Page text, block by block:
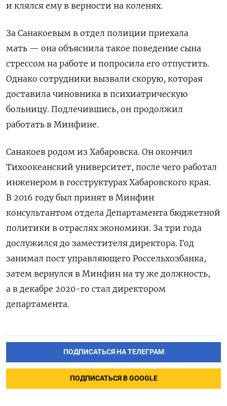
и клялся ему в верности на коленях.
За Санакоевым в отдел полиции приехала
мать — она объяснила такое поведение сына
стрессом на работе и попросила его отпустить.
Однако сотрудники вызвали скорую, которая
доставила чиновника в психиатрическую
больницу. Подлечившись, он продолжил
работать в Минфине.
Санакоев родом из Хабаровска. Он окончил
Тихоокеанский университет, после чего работал
инженером в госструктурах Хабаровского края.
В 2016 году был принят в Минфин
консультантом отдела Департамента бюджетной
политики в отраслях экономики. За три года
дослужился до заместителя директора. Год
занимал пост управляющего Россельхозбанка,
затем вернулся в Минфин на ту же должность,
а в декабре 2020-го стал директором
департамента.
ПОДПИСАТЬСЯ НА ТЕЛЕГРАМ
ПОДПИСАТЬСЯ В GOOGLE